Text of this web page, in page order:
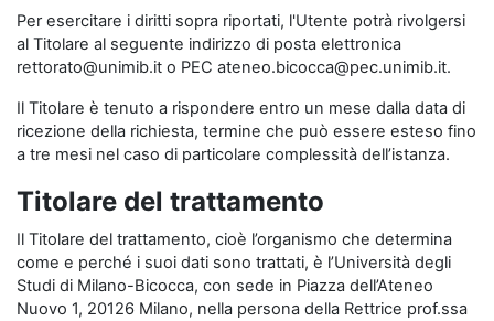
Per esercitare i diritti sopra riportati, l'Utente potrà rivolgersi
al Titolare al seguente indirizzo di posta elettronica
rettorato@unimib.it o PEC ateneo.bicocca@pec.unimib.it.
Il Titolare è tenuto a rispondere entro un mese dalla data di
ricezione della richiesta, termine che può essere esteso fino
a tre mesi nel caso di particolare complessità dell’istanza.
Titolare del trattamento
Il Titolare del trattamento, cioè l’organismo che determina
come e perché i suoi dati sono trattati, è l’Università degli
Studi di Milano-Bicocca, con sede in Piazza dell’Ateneo
Nuovo 1, 20126 Milano, nella persona della Rettrice prof.ssa